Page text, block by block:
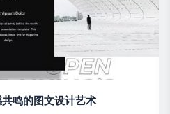
鸣的图文设计艺术